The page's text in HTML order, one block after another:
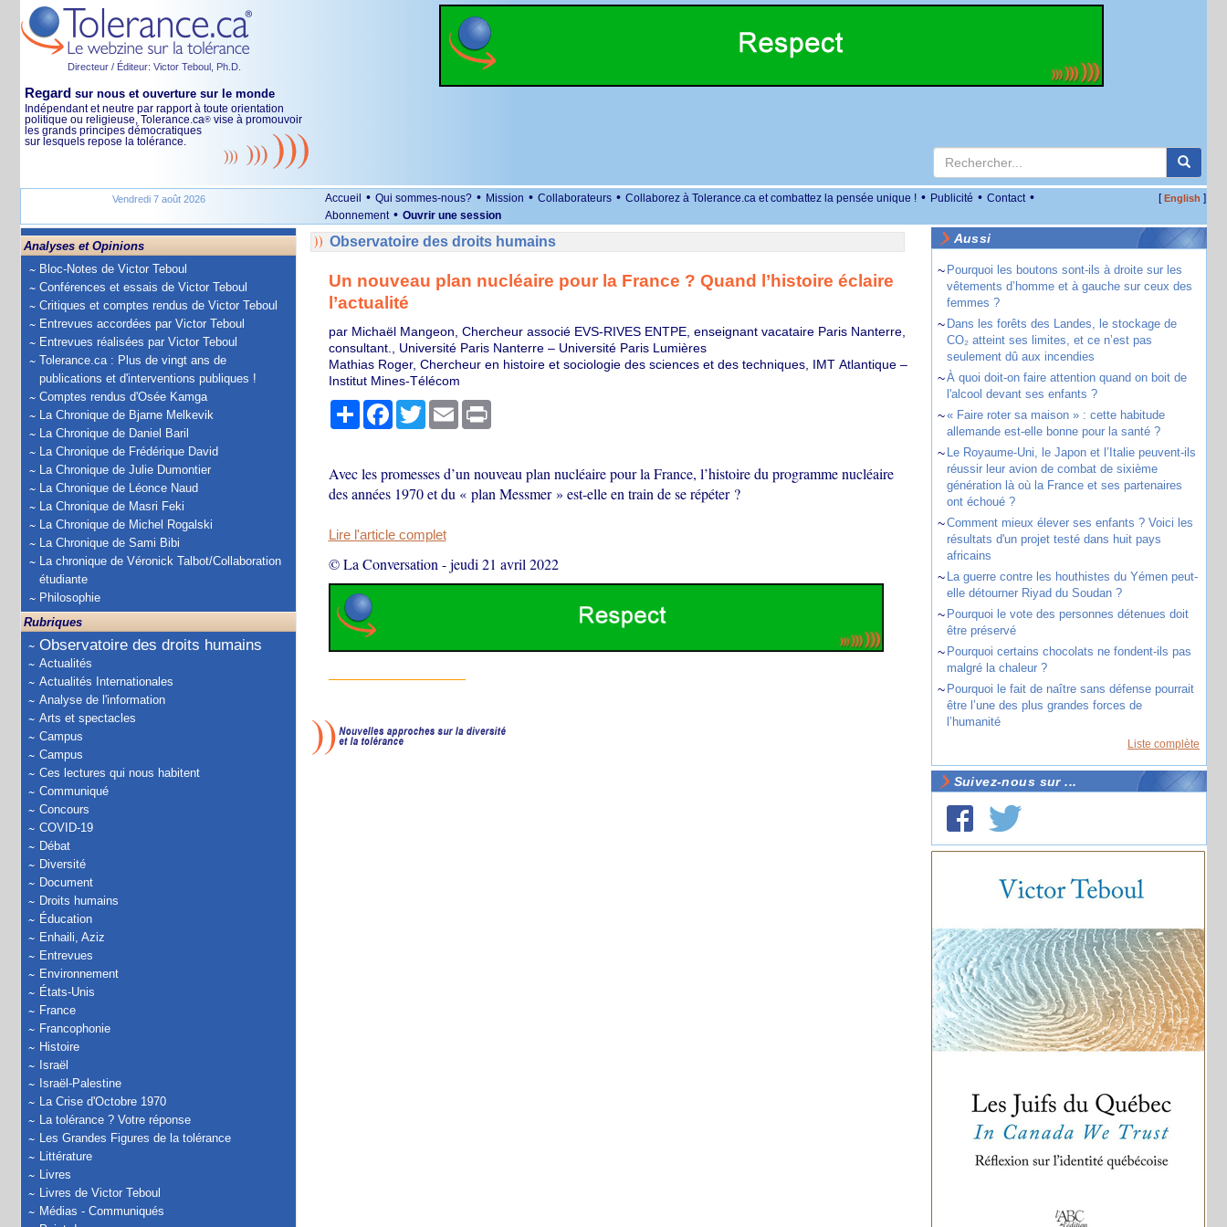
Directeur / Éditeur: Victor Teboul, Ph.D.
Regard sur nous et ouverture sur le monde
Indépendant et neutre par rapport à toute orientation
politique ou religieuse, Tolerance.ca® vise à promouvoir
les grands principes démocratiques
sur lesquels repose la tolérance.
Vendredi 7 août 2026 Accueil • Qui sommes-nous? • Mission • Collaborateurs • Collaborez à Tolerance.ca et combattez la pensée unique ! • Publicité • Contact •
Abonnement • Ouvrir une session
[English ]
Analyses et Opinions
Bloc-Notes de Victor Teboul
Conférences et essais de Victor Teboul
Critiques et comptes rendus de Victor Teboul
Entrevues accordées par Victor Teboul
Entrevues réalisées par Victor Teboul
Tolerance.ca : Plus de vingt ans de
publications et d'interventions publiques !
Comptes rendus d'Osée Kamga
La Chronique de Bjarne Melkevik
La Chronique de Daniel Baril
La Chronique de Frédérique David
La Chronique de Julie Dumontier
La Chronique de Léonce Naud
La Chronique de Masri Feki
La Chronique de Michel Rogalski
La Chronique de Sami Bibi
La chronique de Véronick Talbot/Collaboration
étudiante
Philosophie
Rubriques
Observatoire des droits humains
Actualités
Actualités Internationales
Analyse de l'information
Arts et spectacles
Campus
Campus
Ces lectures qui nous habitent
Communiqué
Concours
COVID-19
Débat
Diversité
Document
Droits humains
Éducation
Enhaili, Aziz
Entrevues
Environnement
États-Unis
France
Francophonie
Histoire
Israël
Israël-Palestine
La Crise d'Octobre 1970
La tolérance ? Votre réponse
Les Grandes Figures de la tolérance
Littérature
Livres
Livres de Victor Teboul
Médias - Communiqués
Observatoire des droits humains
Un nouveau plan nucléaire pour la France ? Quand l’histoire éclaire
l’actualité
par Michaël Mangeon, Chercheur associé EVS-RIVES ENTPE, enseignant vacataire Paris Nanterre,
consultant., Université Paris Nanterre – Université Paris Lumières
Mathias Roger, Chercheur en histoire et sociologie des sciences et des techniques, IMT Atlantique –
Institut Mines-Télécom
PartagerFacebook
TwitterEmail Print
Avec les promesses d’un nouveau plan nucléaire pour la France, l’histoire du programme nucléaire
des années 1970 et du « plan Messmer » est-elle en train de se répéter ?
Lire l'article complet
© La Conversation -jeudi 21 avril 2022
Aussi
~ Pourquoi les boutons sont-ils à droite sur les
vêtements d’homme et à gauche sur ceux des
femmes ?
~ Dans les forêts des Landes, le stockage de
CO₂ atteint ses limites, et ce n’est pas
seulement dû aux incendies
~À quoi doit-on faire attention quand on boit de
l'alcool devant ses enfants ?
~« Faire roter sa maison » : cette habitude
allemande est-elle bonne pour la santé ?
~ Le Royaume-Uni, le Japon et l’Italie peuvent-ils
réussir leur avion de combat de sixième
génération là où la France et ses partenaires
ont échoué ?
~Comment mieux élever ses enfants ? Voici les
résultats d'un projet testé dans huit pays
africains
~ La guerre contre les houthistes du Yémen peut-
elle détourner Riyad du Soudan ?
~ Pourquoi le vote des personnes détenues doit
être préservé
~ Pourquoi certains chocolats ne fondent-ils pas
malgré la chaleur ?
~ Pourquoi le fait de naître sans défense pourrait
être l’une des plus grandes forces de
l’humanité
Liste complète
Suivez-nous sur ...